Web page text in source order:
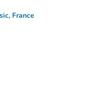
France
öffnen)